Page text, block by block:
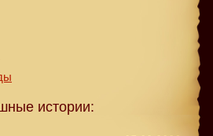
истории: